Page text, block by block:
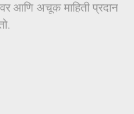
आणि अचूक माहिती प्रदान